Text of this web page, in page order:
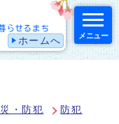
ホームへ メニュー
・防犯 防犯